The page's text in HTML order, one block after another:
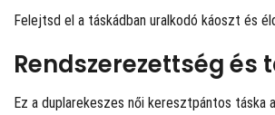
Felejtsd el a táskádban uralkodó káoszt és
Rendszerezettség
Ez a duplarekeszes női keresztpántos